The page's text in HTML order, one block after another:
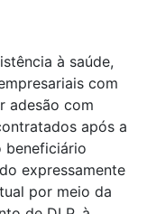
à saúde,
com
adesão com
após a
beneficiário
expressamente
por meio da